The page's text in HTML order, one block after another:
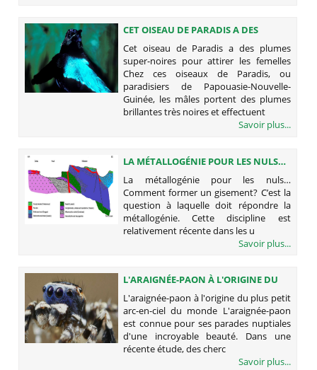
CET OISEAU DE PARADIS A DES
PLUMES SUPER-NOIRES POUR
ATTIRER LES FEMELLES
Cet oiseau de Paradis a des plumes
super-noires pour attirer les femelles
Chez ces oiseaux de Paradis, ou
paradisiers de Papouasie-Nouvelle-
Guinée, les mâles portent des plumes
brillantes très noires et effectuent
Savoir plus...
LA MÉTALLOGÉNIE POUR LES NULS…
COMMENT FORMER UN GISEMENT?
La métallogénie pour les nuls…
Comment former un gisement? C’est la
question à laquelle doit répondre la
métallogénie. Cette discipline est
relativement récente dans les u
Savoir plus...
L'ARAIGNÉE-PAON À L'ORIGINE DU
PLUS PETIT ARC-EN-CIEL DU MONDE
L'araignée-paon à l'origine du plus petit
arc-en-ciel du monde L'araignée-paon
est connue pour ses parades nuptiales
d'une incroyable beauté. Dans une
récente étude, des cherc
Savoir plus...